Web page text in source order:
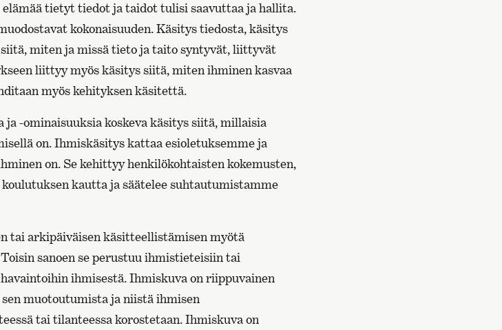
elämää tietyt tiedot ja taidot tulisi saavuttaa ja hallita.
kokonaisuuden. Käsitys tiedosta, käsitys
miten ja missä tieto ja taito syntyvät, liittyvät
liittyy myös käsitys siitä, miten ihminen kasvaa
myös kehityksen käsitettä.
ja -ominaisuuksia koskeva käsitys siitä, millaisia
on. Ihmiskäsitys kattaa esioletuksemme ja
on. Se kehittyy henkilökohtaisten kokemusten,
kautta ja säätelee suhtautumistamme
tai arkipäiväisen käsitteellistämisen myötä
sanoen se perustuu ihmistieteisiin tai
ihmisestä. Ihmiskuva on riippuvainen
muotoutumista ja niistä ihmisen
tai tilanteessa korostetaan. Ihmiskuva on